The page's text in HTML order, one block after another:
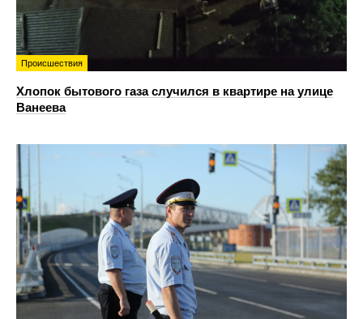
Происшествия
Хлопок бытового газа случился в квартире на улице
Ванеева